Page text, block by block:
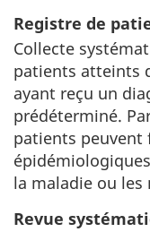
Registre de
Collecte
patients atteints
ayant reçu un
prédéterminé.
patients peuvent
la maladie ou
Revue